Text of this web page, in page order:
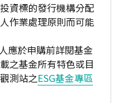
資標的發行機構分配
作業處理原則而可能
應於申購前詳閱基金
之基金所有特色或目
測站之ESG基金專區